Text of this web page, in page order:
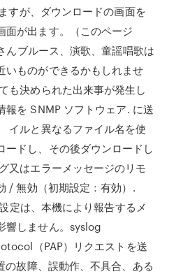
すが、ダウンロードの画面を
面が出ます。（このページ
んブルース、演歌、童謡唱歌は
いものができるかもしれませ
も決められた出来事が発生し
報を SNMP ソフトウェア. に送
イルと異なるファイル名を使
ードし、その後ダウンロードし
又はエラーメッセージのリモ
/ 無効（初期設定：有効）.
定は、本機により報告するメ
響しません。syslog
（PAP）リクエストを送
の故障、誤動作、不具合、ある